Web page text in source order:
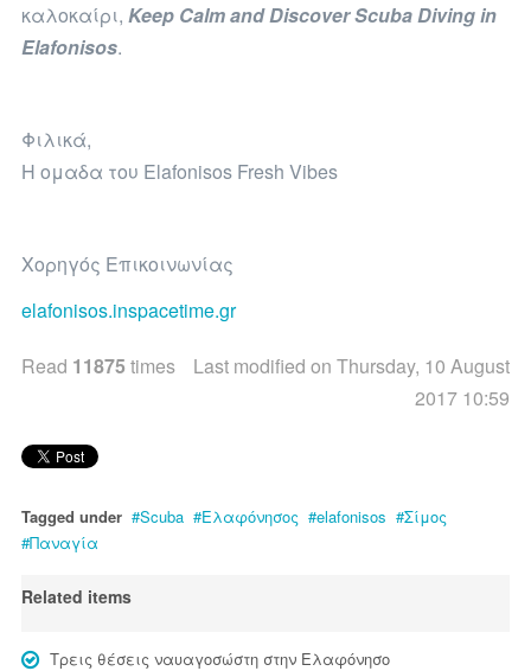
καλοκαίρι, Keep Calm and Discover Scuba Diving in
Elafonisos.
Φιλικά,
Η ομαδα του Elafonisos Fresh Vibes
Χορηγός Επικοινωνίας
elafonisos.inspacetime.gr
Read 11875 times
Last modified on Thursday, 10 August
2017 10:59
Tagged under Scuba Ελαφόνησος elafonisos
Σίμος
Παναγία
Related items
Τρεις θέσεις ναυαγοσώστη στην Ελαφόνησο